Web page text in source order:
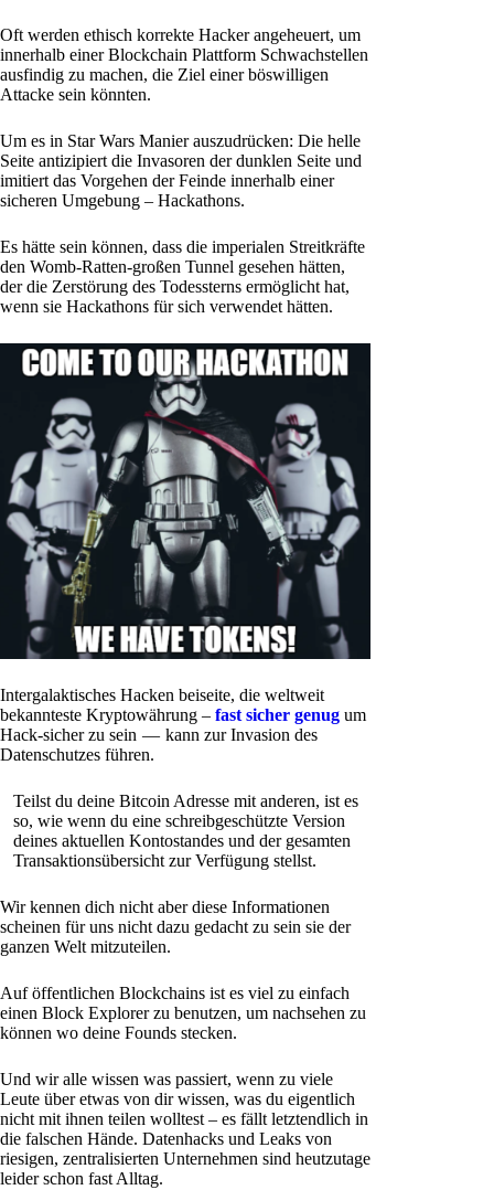
Oft werden ethisch korrekte Hacker angeheuert, um
innerhalb einer Blockchain Plattform Schwachstellen
ausfindig zu machen, die Ziel einer böswilligen
Attacke sein könnten.
Um es in Star Wars Manier auszudrücken: Die helle
Seite antizipiert die Invasoren der dunklen Seite und
imitiert das Vorgehen der Feinde innerhalb einer
sicheren Umgebung – Hackathons.
Es hätte sein können, dass die imperialen Streitkräfte
den Womb-Ratten-großen Tunnel gesehen hätten,
der die Zerstörung des Todessterns ermöglicht hat,
wenn sie Hackathons für sich verwendet hätten.
Intergalaktisches Hacken beiseite, die weltweit
bekannteste Kryptowährung – fast sicher genug um
Hack-sicher zu sein — kann zur Invasion des
Datenschutzes führen.
Teilst du deine Bitcoin Adresse mit anderen, ist es
so, wie wenn du eine schreibgeschützte Version
deines aktuellen Kontostandes und der gesamten
Transaktionsübersicht zur Verfügung stellst.
Wir kennen dich nicht aber diese Informationen
scheinen für uns nicht dazu gedacht zu sein sie der
ganzen Welt mitzuteilen.
Auf öffentlichen Blockchains ist es viel zu einfach
einen Block Explorer zu benutzen, um nachsehen zu
können wo deine Founds stecken.
Und wir alle wissen was passiert, wenn zu viele
Leute über etwas von dir wissen, was du eigentlich
nicht mit ihnen teilen wolltest – es fällt letztendlich in
die falschen Hände. Datenhacks und Leaks von
riesigen, zentralisierten Unternehmen sind heutzutage
leider schon fast Alltag.